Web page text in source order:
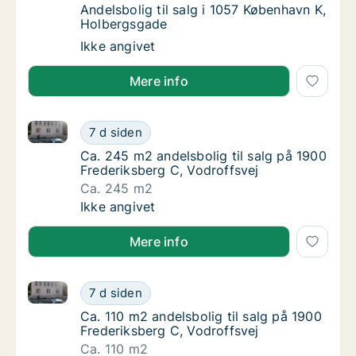
Andelsbolig til salg i 1057 København K,
Andelsbolig til salg i 1057 København K,
Holbergsgade
Andelsbolig til salg i 1057 København K,
Ikke angivet
Mere info
Ca. 245 m2 andelsbolig til salg på 1900
7 d siden
Ca. 245 m2 andelsbolig til salg på 1900
Ca. 245 m2 andelsbolig til salg på 1900
Ca. 245 m2 andelsbolig til salg på 1900
Frederiksberg C, Vodroffsvej
Ca. 245 m2
Ca. 245 m2 andelsbolig til salg på 1900
Ikke angivet
Mere info
Ca. 110 m2 andelsbolig til salg på 1900
7 d siden
Ca. 110 m2 andelsbolig til salg på 1900
Ca. 110 m2 andelsbolig til salg på 1900
Ca. 110 m2 andelsbolig til salg på 1900
Frederiksberg C, Vodroffsvej
Ca. 110 m2